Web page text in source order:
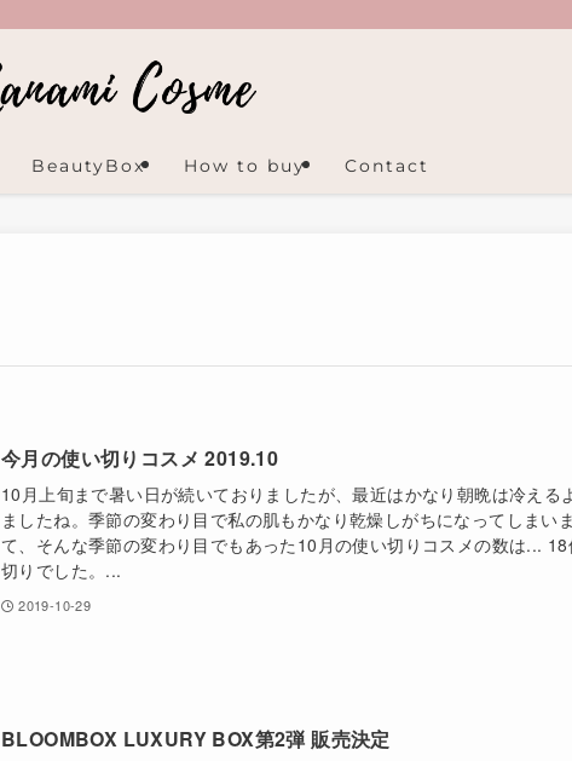
BeautyBox How to buy Contact
今月の使い切りコスメ 2019.10
10月上旬まで暑い日が続いておりましたが、最近はかなり朝晩は冷える
ましたね。季節の変わり目で私の肌もかなり乾燥しがちになってしまい
て、そんな季節の変わり目でもあった10月の使い切りコスメの数は...
切りでした。...
2019-10-29
BLOOMBOX LUXURY BOX第2弾 販売決定